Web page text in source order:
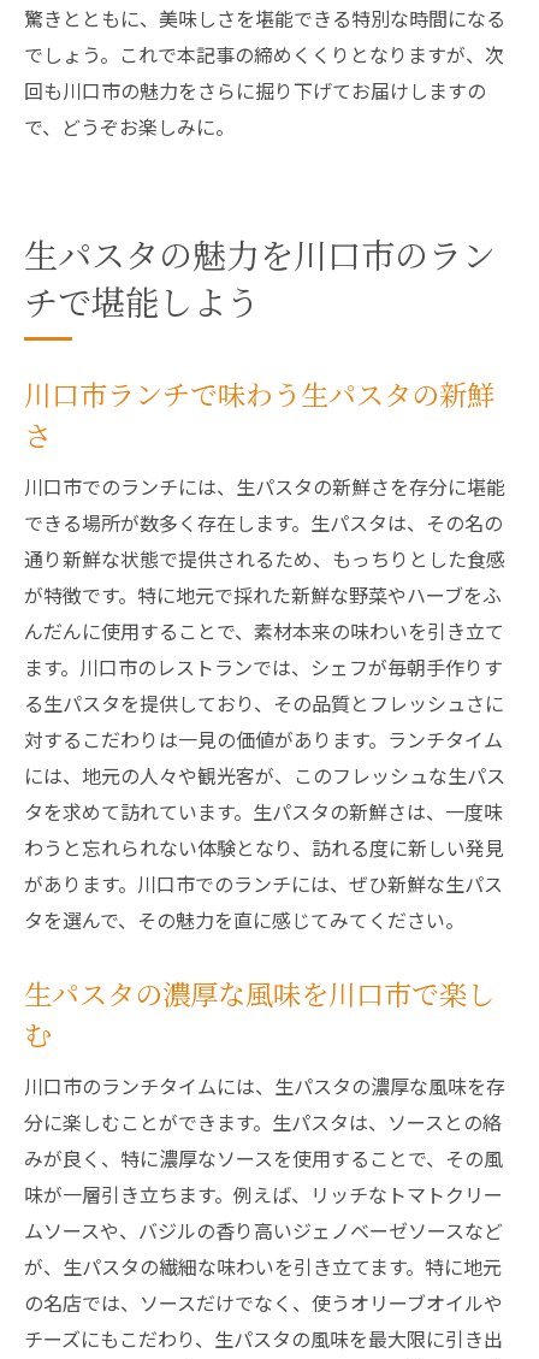
驚きとともに、美味しさを堪能できる特別な時間になる
でしょう。これで本記事の締めくくりとなりますが、次
回も川口市の魅力をさらに掘り下げてお届けしますの
で、どうぞお楽しみに。
生パスタの魅力を川口市のラン
チで堪能しよう
川口市ランチで味わう生パスタの新鮮
さ
川口市でのランチには、生パスタの新鮮さを存分に堪能
できる場所が数多く存在します。生パスタは、その名の
通り新鮮な状態で提供されるため、もっちりとした食感
が特徴です。特に地元で採れた新鮮な野菜やハーブをふ
んだんに使用することで、素材本来の味わいを引き立て
ます。川口市のレストランでは、シェフが毎朝手作りす
る生パスタを提供しており、その品質とフレッシュさに
対するこだわりは一見の価値があります。ランチタイム
には、地元の人々や観光客が、このフレッシュな生パス
タを求めて訪れています。生パスタの新鮮さは、一度味
わうと忘れられない体験となり、訪れる度に新しい発見
があります。川口市でのランチには、ぜひ新鮮な生パス
タを選んで、その魅力を直に感じてみてください。
生パスタの濃厚な風味を川口市で楽し
む
川口市のランチタイムには、生パスタの濃厚な風味を存
分に楽しむことができます。生パスタは、ソースとの絡
みが良く、特に濃厚なソースを使用することで、その風
味が一層引き立ちます。例えば、リッチなトマトクリー
ムソースや、バジルの香り高いジェノベーゼソースなど
が、生パスタの繊細な味わいを引き立てます。特に地元
の名店では、ソースだけでなく、使うオリーブオイルや
チーズにもこだわり、生パスタの風味を最大限に引き出